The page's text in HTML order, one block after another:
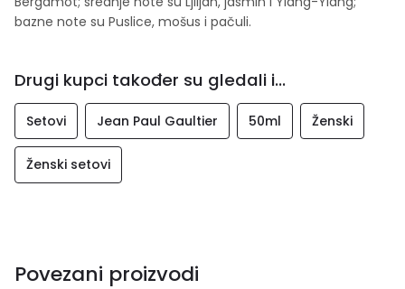
bazne note su Puslice, mošus i pačuli.
Drugi kupci također su gledali i...
Setovi Jean Paul Gaultier 50ml Ženski
Ženski setovi
Povezani proizvodi